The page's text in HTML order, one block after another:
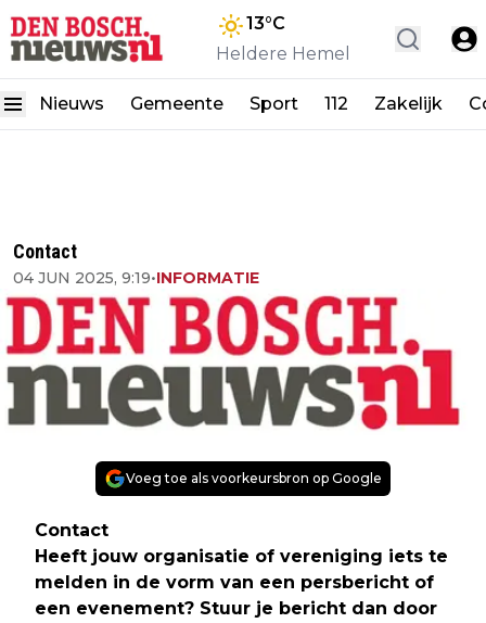
13°C
Heldere Hemel
Nieuws Gemeente Sport 112 Zakelijk
Contact
04 JUN 2025, 9:19•INFORMATIE
Voeg toe als voorkeursbron op Google
Contact
Heeft jouw organisatie of vereniging iets te
melden in de vorm van een persbericht of
een evenement? Stuur je bericht dan door